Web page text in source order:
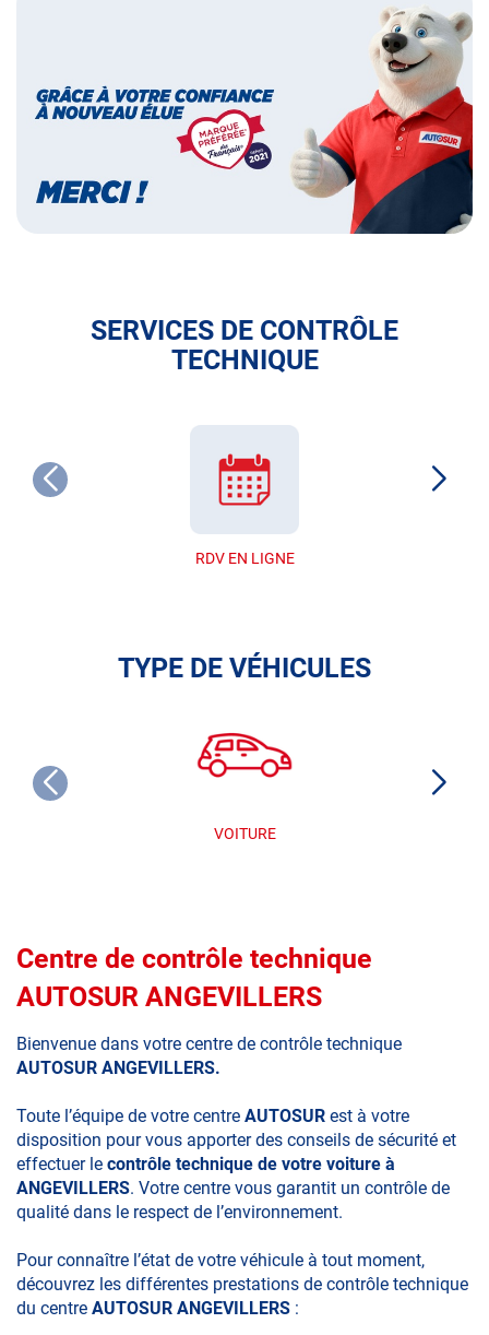
français
SERVICES DE CONTRÔLE
TECHNIQUE
RDV EN LIGNE
TYPE DE VÉHICULES
VOITURE
Centre de contrôle technique
AUTOSUR ANGEVILLERS
Bienvenue dans votre centre de contrôle technique
AUTOSUR ANGEVILLERS.
Toute l’équipe de votre centre AUTOSUR est à votre
disposition pour vous apporter des conseils de sécurité et
effectuer le contrôle technique de votre voiture à
ANGEVILLERS. Votre centre vous garantit un contrôle de
qualité dans le respect de l’environnement.
Pour connaître l’état de votre véhicule à tout moment,
découvrez les différentes prestations de contrôle technique
du centre AUTOSUR ANGEVILLERS :